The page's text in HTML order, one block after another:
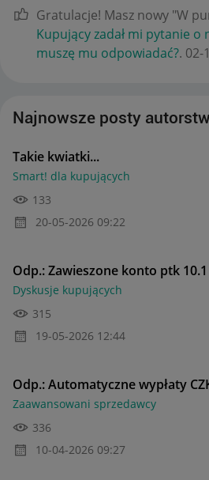
Gratulacje! Masz nowy "W
Kupujący zadał mi pytanie o
muszę mu odpowiadać?. ‎02-
Najnowsze posty
Takie kwiatki...
Smart! dla kupujących
133
‎20-05-2026 09:22
Odp.: Zawieszone konto ptk 10.1
Dyskusje kupujących
315
‎19-05-2026 12:44
Odp.: Automatyczne wypłaty
Zaawansowani sprzedawcy
336
‎10-04-2026 09:27